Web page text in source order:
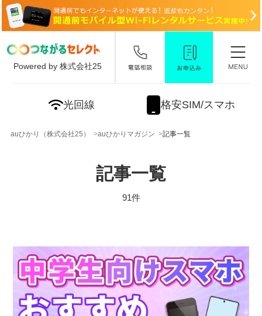
Powered by 株式会社25
光回線 格安SIM/スマホ
auひかり（株式会社25） auひかりマガジン 記事一覧
記事一覧
91件